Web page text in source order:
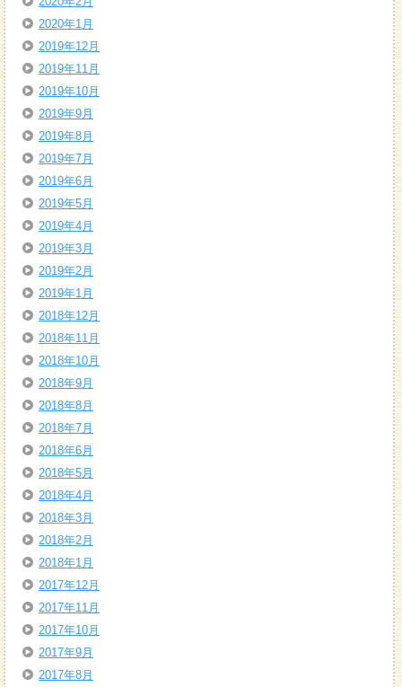
2020年1月
2019年12月
2019年11月
2019年10月
2019年9月
2019年8月
2019年7月
2019年6月
2019年5月
2019年4月
2019年3月
2019年2月
2019年1月
2018年12月
2018年11月
2018年10月
2018年9月
2018年8月
2018年7月
2018年6月
2018年5月
2018年4月
2018年3月
2018年2月
2018年1月
2017年12月
2017年11月
2017年10月
2017年9月
2017年8月